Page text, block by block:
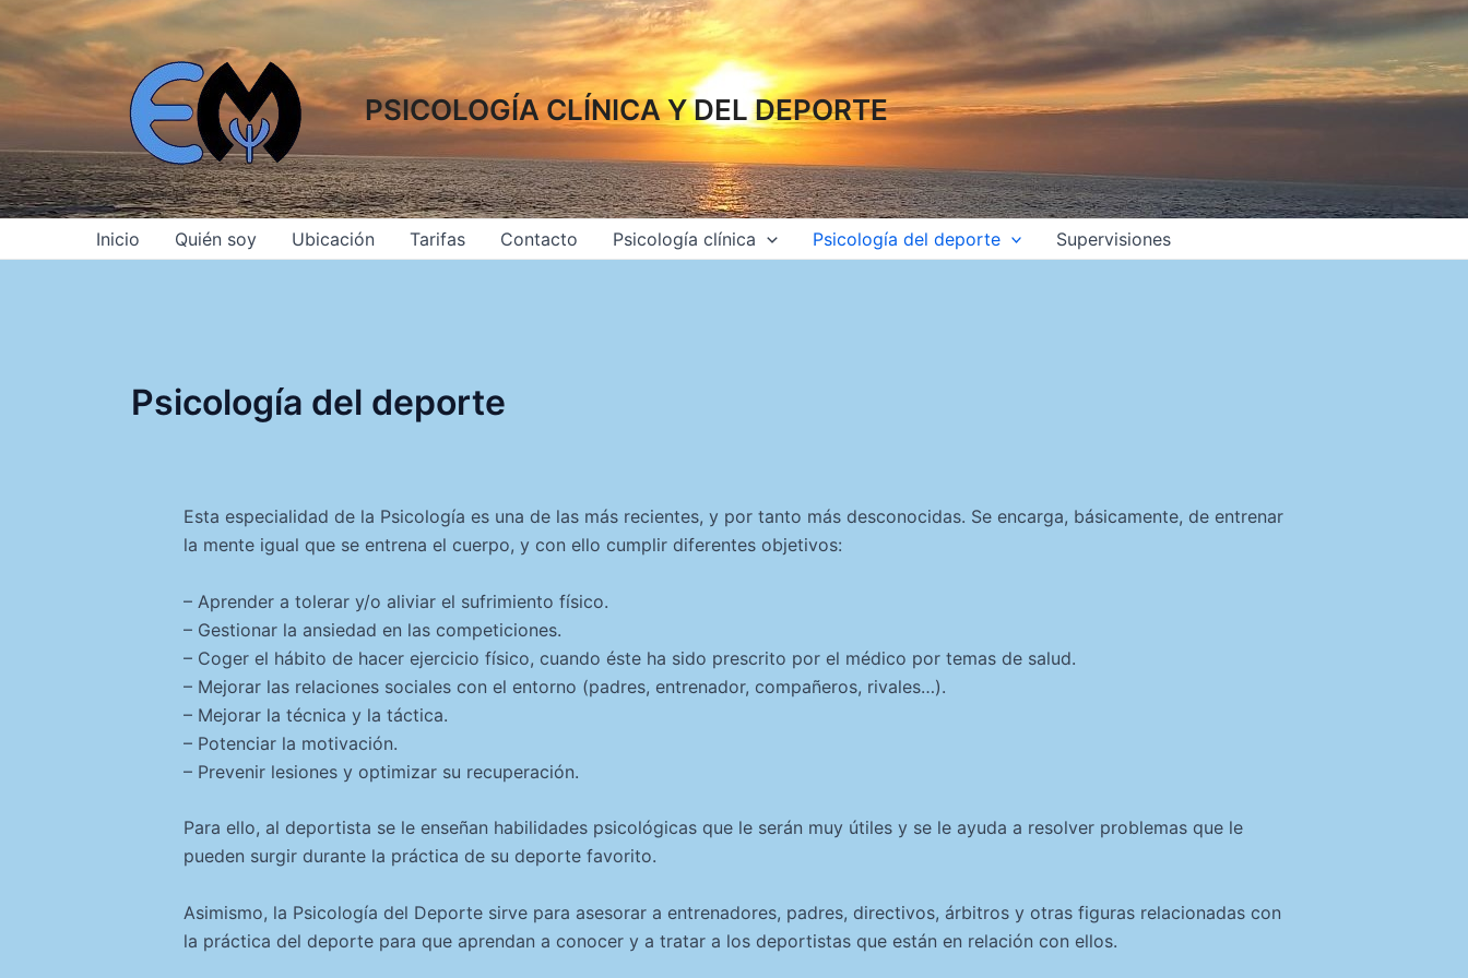
al
contenido
PSICOLOGÍA CLÍNICA Y DEL DEPORTE
Inicio Quién soy Ubicación Tarifas Contacto Psicología clínica Psicología del deporte Supervisiones
Psicología del deporte
Esta especialidad de la Psicología es una de las más recientes, y por tanto más desconocidas. Se encarga, básicamente, de entrenar
la mente igual que se entrena el cuerpo, y con ello cumplir diferentes objetivos:
– Aprender a tolerar y/o aliviar el sufrimiento físico.
– Gestionar la ansiedad en las competiciones.
– Coger el hábito de hacer ejercicio físico, cuando éste ha sido prescrito por el médico por temas de salud.
– Mejorar las relaciones sociales con el entorno (padres, entrenador, compañeros, rivales…).
– Mejorar la técnica y la táctica.
– Potenciar la motivación.
– Prevenir lesiones y optimizar su recuperación.
Para ello, al deportista se le enseñan habilidades psicológicas que le serán muy útiles y se le ayuda a resolver problemas que le
pueden surgir durante la práctica de su deporte favorito.
Asimismo, la Psicología del Deporte sirve para asesorar a entrenadores, padres, directivos, árbitros y otras figuras relacionadas con
la práctica del deporte para que aprendan a conocer y a tratar a los deportistas que están en relación con ellos.